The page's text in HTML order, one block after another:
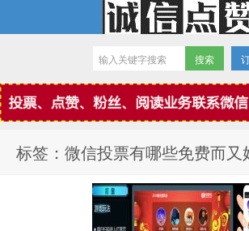
微信点赞
标签：微信投票有哪些免费而又